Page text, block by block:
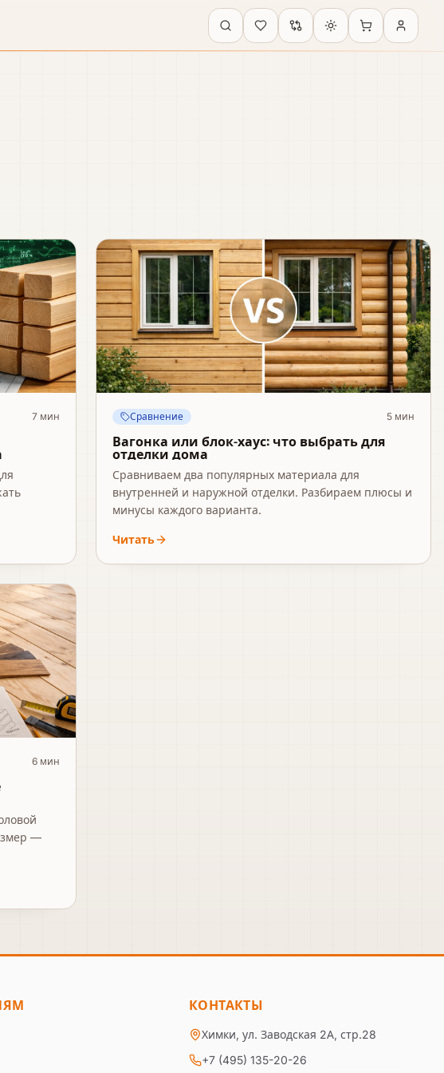
7мин Сравнение 5мин
Вагонка или блок-хаус: что выбрать для
отделки дома
Сравниваем два популярных материала для
внутренней и наружной отделки. Разбираем плюсы и
минусы каждого варианта.
Читать
6мин
—
КОНТАКТЫ
Химки, ул. Заводская 2А, стр.28
+7 (495) 135-20-26